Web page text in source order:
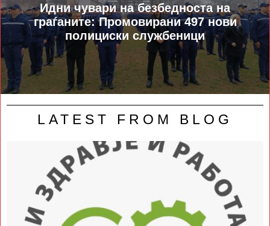
Идни чувари на безбедноста на
граѓаните: Промовирани 497 нови
полициски службеници
LATEST FROM BLOG